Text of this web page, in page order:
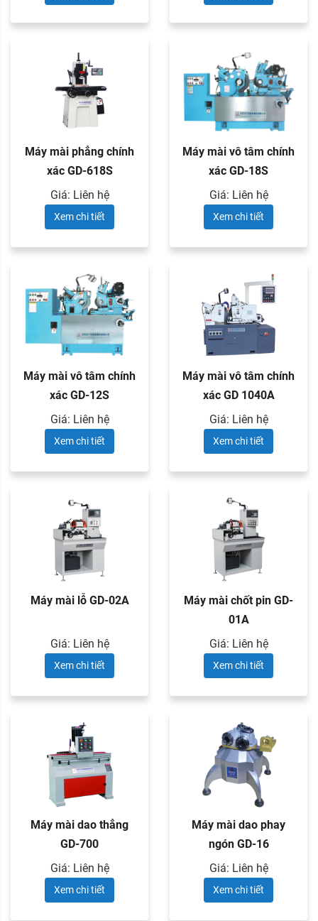
Máy mài phẳng chính
xác GD-618S
Giá: Liên hệ
Xem chi tiết
Máy mài vô tâm chính
xác GD-18S
Giá: Liên hệ
Xem chi tiết
Máy mài vô tâm chính
xác GD-12S
Giá: Liên hệ
Xem chi tiết
Máy mài vô tâm chính
xác GD 1040A
Giá: Liên hệ
Xem chi tiết
Máy mài lỗ GD-02A
Giá: Liên hệ
Xem chi tiết
Máy mài chốt pin GD-
01A
Giá: Liên hệ
Xem chi tiết
Máy mài dao thẳng
GD-700
Giá: Liên hệ
Xem chi tiết
Máy mài dao phay
ngón GD-16
Giá: Liên hệ
Xem chi tiết